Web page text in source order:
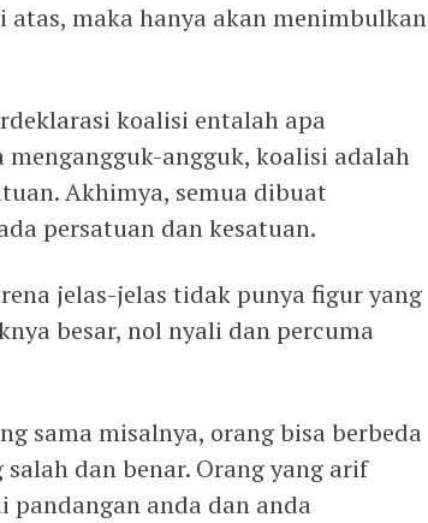
maka hanya akan menimbulkan
koalisi entalah apa
angguk, koalisi adalah
Akhimya, semua dibuat
persatuan dan kesatuan.
jelas-jelas tidak punya figur yang
besar, nol nyali dan percuma
sama misalnya, orang bisa berbeda
dan benar. Orang yang arif
pandangan anda dan anda